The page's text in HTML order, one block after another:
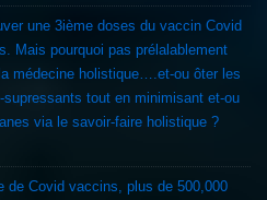
une 3ième doses du vaccin Covid
Mais pourquoi pas prélalablement
médecine holistique….et-ou ôter les
tout en minimisant et-ou
via le savoir-faire holistique ?
de Covid vaccins, plus de 500,000